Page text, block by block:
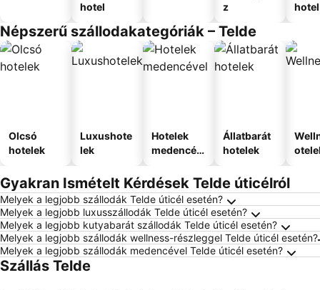
hotel
z
hotel
Népszerű szállodakategóriák – Telde
Olcsó
hotelek
Luxushote
lek
Hotelek
medencév
Állatbarát
hotelek
Gyakran Ismételt Kérdések Telde úticélról
Melyek a legjobb szállodák Telde úticél esetén?
Melyek a legjobb luxusszállodák Telde úticél esetén?
Melyek a legjobb kutyabarát szállodák Telde úticél esetén?
Melyek a legjobb szállodák wellness-részleggel Telde úticél esetén?
Melyek a legjobb szállodák medencével Telde úticél esetén?
Szállás Telde